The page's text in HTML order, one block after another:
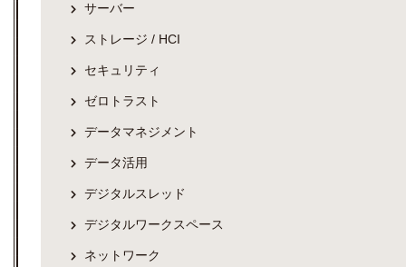
サーバー
ストレージ / HCI
セキュリティ
ゼロトラスト
データマネジメント
データ活用
デジタルスレッド
デジタルワークスペース
ネットワーク